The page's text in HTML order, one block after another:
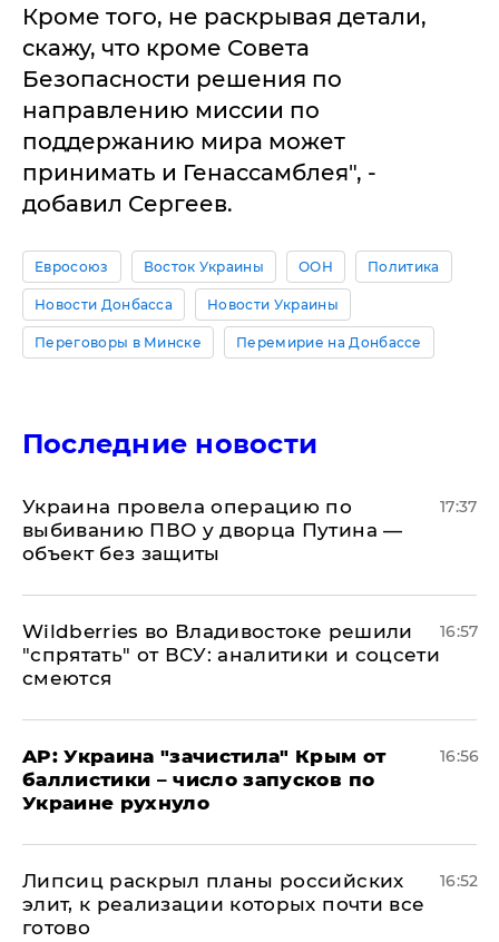
Кроме того, не раскрывая детали,
скажу, что кроме Совета
Безопасности решения по
направлению миссии по
поддержанию мира может
принимать и Генассамблея", -
добавил Сергеев.
Евросоюз Восток Украины ООН Политика
Новости Донбасса Новости Украины
Переговоры в Минске Перемирие на Донбассе
Последние новости
Украина провела операцию по
выбиванию ПВО у дворца Путина —
объект без защиты
17:37
Wildberries во Владивостоке решили
"спрятать" от ВСУ: аналитики и соцсети
смеются
16:57
AP: Украина "зачистила" Крым от
баллистики – число запусков по
Украине рухнуло
16:56
Липсиц раскрыл планы российских
элит, к реализации которых почти все
готово
16:52